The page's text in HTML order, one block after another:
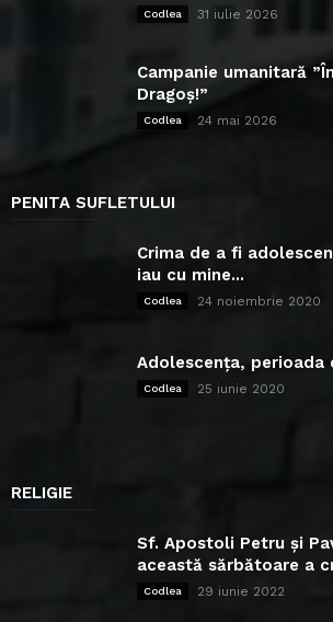
Codlea 31 iulie 2026
Campanie umanitară
Dragoș!”
Codlea 24 mai 2026
PENITA SUFLETULUI
Crima de a fi
iau cu mine...
Codlea 24 noiembrie 2020
Adolescența, perioada
Codlea 25 iunie 2020
RELIGIE
Sf. Apostoli Petru și
această sărbătoare a
Codlea 29 iunie 2022